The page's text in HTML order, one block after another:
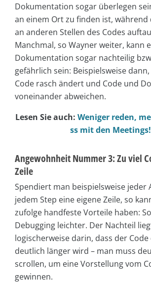
Dokumentation sogar überlegen
an einem Ort zu finden ist, während
an anderen Stellen des Codes
Manchmal, so Wayner weiter, kann
Dokumentation sogar nachteilig
gefährlich sein: Beispielsweise
Code rasch ändert und Code und
voneinander abweichen.
Lesen Sie auch: Weniger reden,
ss mit den Meetings!
Angewohnheit Nummer 3: Zu viel
Zeile
Spendiert man beispielsweise jeder
jedem Step eine eigene Zeile, so
zufolge handfeste Vorteile haben:
Debugging leichter. Der Nachteil
logischerweise darin, dass der
deutlich länger wird – man muss
scrollen, um eine Vorstellung vom
gewinnen.